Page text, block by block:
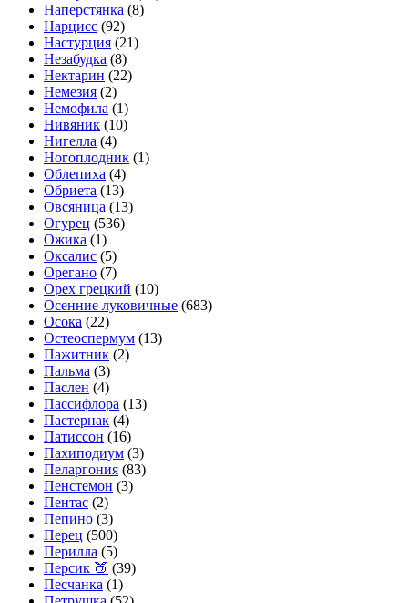
Наперстянка (8)
Нарцисс (92)
Настурция (21)
Незабудка (8)
Нектарин (22)
Немезия (2)
Немофила (1)
Нивяник (10)
Нигелла (4)
Ногоплодник (1)
Облепиха (4)
Обриета (13)
Овсяница (13)
Огурец (536)
Ожика (1)
Оксалис (5)
Орегано (7)
Орех грецкий (10)
Осенние луковичные (683)
Осока (22)
Остеоспермум (13)
Пажитник (2)
Пальма (3)
Паслен (4)
Пассифлора (13)
Пастернак (4)
Патиссон (16)
Пахиподиум (3)
Пеларгония (83)
Пенстемон (3)
Пентас (2)
Пепино (3)
Перец (500)
Перилла (5)
Персик 🍑 (39)
Песчанка (1)